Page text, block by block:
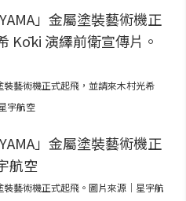
裝藝術機正式起飛，並請來木村光希
宇航空
裝藝術機正式起飛。圖片來源｜星宇航